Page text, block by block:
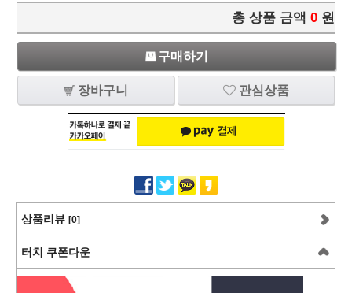
총 상품 금액 0 원
구매하기
장바구니 관심상품
상품리뷰 [0]
터치 쿠폰다운